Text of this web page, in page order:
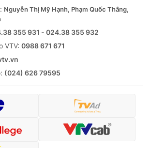
Nguyễn Thị Mỹ Hạnh, Phạm Quốc Thắng,
355 931 - 024.38 355 932
VTV: 0988 671 671
(024) 626 79595